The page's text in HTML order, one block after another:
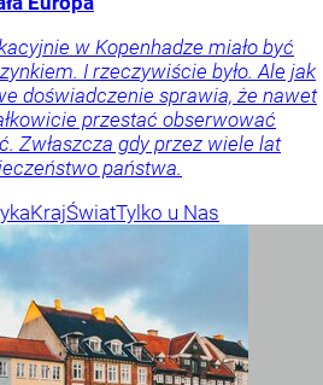
w Kopenhadze miało być
I rzeczywiście było. Ale jak
doświadczenie sprawia, że nawet
przestać obserwować
Zwłaszcza gdy przez wiele lat
państwa.
KrajŚwiatTylko u Nas